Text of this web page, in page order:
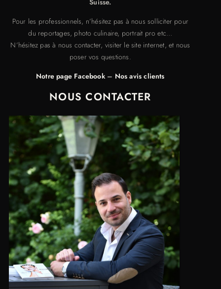
Suisse.
Pour les professionnels, n’hésitez pas à nous solliciter pour
du reportages, photo culinaire, portrait pro etc…
N’hésitez pas à nous contacter, visiter le site internet, et nous
poser vos questions.
Notre page Facebook– Nos avis clients
NOUS CONTACTER